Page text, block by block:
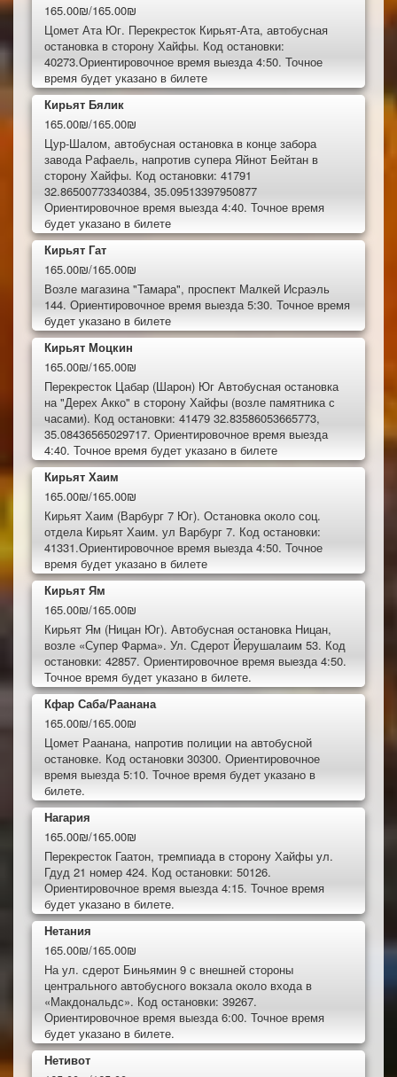
165.00₪/165.00₪
Цомет Ата Юг. Перекресток Кирьят-Ата, автобусная
остановка в сторону Хайфы. Код остановки:
40273.Ориентировочное время выезда 4:50. Точное
время будет указано в билете
Кирьят Бялик
165.00₪/165.00₪
Цур-Шалом, автобусная остановка в конце забора
завода Рафаель, напротив супера Яйнот Бейтан в
сторону Хайфы. Код остановки: 41791
32.86500773340384, 35.09513397950877
Ориентировочное время выезда 4:40. Точное время
будет указано в билете
Кирьят Гат
165.00₪/165.00₪
Возле магазина "Тамара", проспект Малкей Исраэль
144. Ориентировочное время выезда 5:30. Точное время
будет указано в билете
Кирьят Моцкин
165.00₪/165.00₪
Перекресток Цабар (Шарон) Юг Автобусная остановка
на "Дерех Акко" в сторону Хайфы (возле памятника с
часами). Код остановки: 41479 32.83586053665773,
35.08436565029717. Ориентировочное время выезда
4:40. Точное время будет указано в билете
Кирьят Хаим
165.00₪/165.00₪
Кирьят Хаим (Варбург 7 Юг). Остановка около соц.
отдела Кирьят Хаим. ул Варбург 7. Код остановки:
41331.Ориентировочное время выезда 4:50. Точное
время будет указано в билете
Кирьят Ям
165.00₪/165.00₪
Кирьят Ям (Ницан Юг). Автобусная остановка Ницан,
возле «Супер Фарма». Ул. Сдерот Йерушалаим 53. Код
остановки: 42857. Ориентировочное время выезда 4:50.
Точное время будет указано в билете.
Кфар Саба/Раанана
165.00₪/165.00₪
Цомет Раанана, напротив полиции на автобусной
остановке. Код остановки 30300. Ориентировочное
время выезда 5:10. Точное время будет указано в
билете.
Нагария
165.00₪/165.00₪
Перекресток Гаатон, тремпиада в сторону Хайфы ул.
Гдуд 21 номер 424. Код остановки: 50126.
Ориентировочное время выезда 4:15. Точное время
будет указано в билете.
Нетания
165.00₪/165.00₪
На ул. сдерот Биньямин 9 с внешней стороны
центрального автобусного вокзала около входа в
«Макдональдс». Код остановки: 39267.
Ориентировочное время выезда 6:00. Точное время
будет указано в билете.
Нетивот